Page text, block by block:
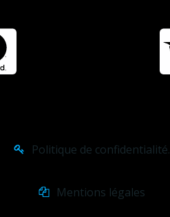
Politique de confidentialité.
Mentions légales